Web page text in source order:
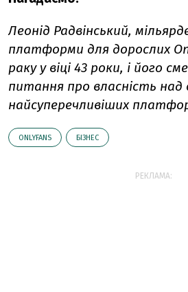
Леонід Радвінський,
платформи для дорослих
раку у віці 43 роки, і його
питання про власність над
найсуперечливіших
ONLYFANS БІЗНЕС
РЕКЛАМА: